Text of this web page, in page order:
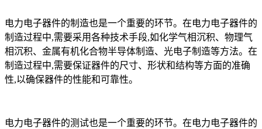
电力电子器件的制造也是一个重要的环节。在电力电子器件的
制造过程中,需要采用各种技术手段,如化学气相沉积、物理气
相沉积、金属有机化合物半导体制造、光电子制造等方法。在
制造过程中,需要保证器件的尺寸、形状和结构等方面的准确
性,以确保器件的性能和可靠性。
电力电子器件的测试也是一个重要的环节。在电力电子器件的